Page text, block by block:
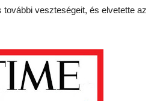
további veszteségeit, és elvetette az